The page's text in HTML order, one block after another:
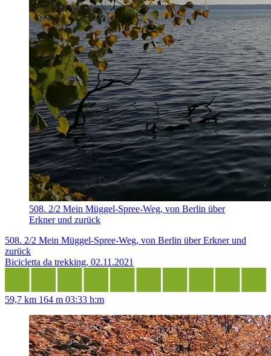
508. 2/2 Mein Müggel-Spree-Weg, von Berlin über
Erkner und zurück
508. 2/2 Mein Müggel-Spree-Weg, von Berlin über Erkner und
zurück
Bicicletta da trekking, 02.11.2021
59,7 km 164 m 03:33 h:m